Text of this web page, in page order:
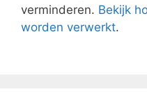
verminderen. Bekijk
worden verwerkt.